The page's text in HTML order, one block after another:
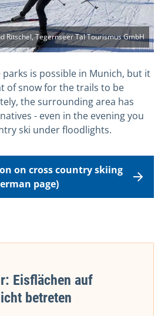
Ritschel, Tegernseer Tal Tourismus GmbH
is possible in Munich, but it
of snow for the trails to be
the surrounding area has
- even in the evening you
ski under floodlights.
on cross country skiing
page)
Eisflächen auf
betreten